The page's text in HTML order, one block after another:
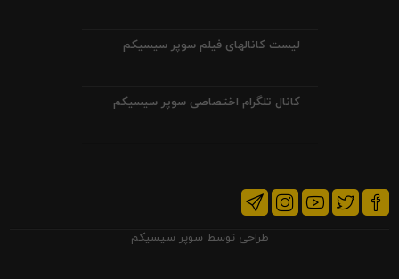
لیست کانالهای فیلم سوپر سیسیکم
کانال تلگرام اختصاصی سوپر سیسیکم
طراحی توسط سوپر سیسیکم